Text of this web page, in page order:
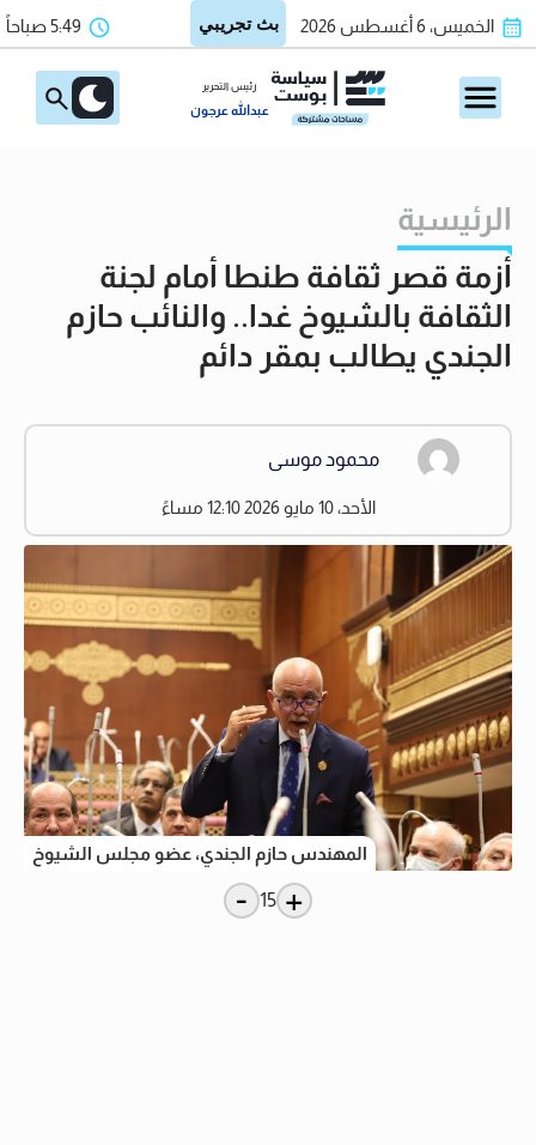
الخميس، 6 أغسطس 2026 5:49 صباحاً
رئيس التحرير
عبدالله عرجون
الرئيسية
أزمة قصر ثقافة طنطا أمام لجنة
الثقافة بالشيوخ غدا.. والنائب حازم
الجندي يطالب بمقر دائم
محمود موسى
الأحد، 10 مايو 2026 12:10 مساءً
المهندس حازم الجندي، عضو مجلس الشيوخ
+
15
-